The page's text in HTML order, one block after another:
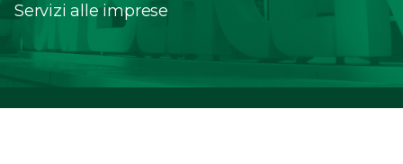
Servizi alle imprese